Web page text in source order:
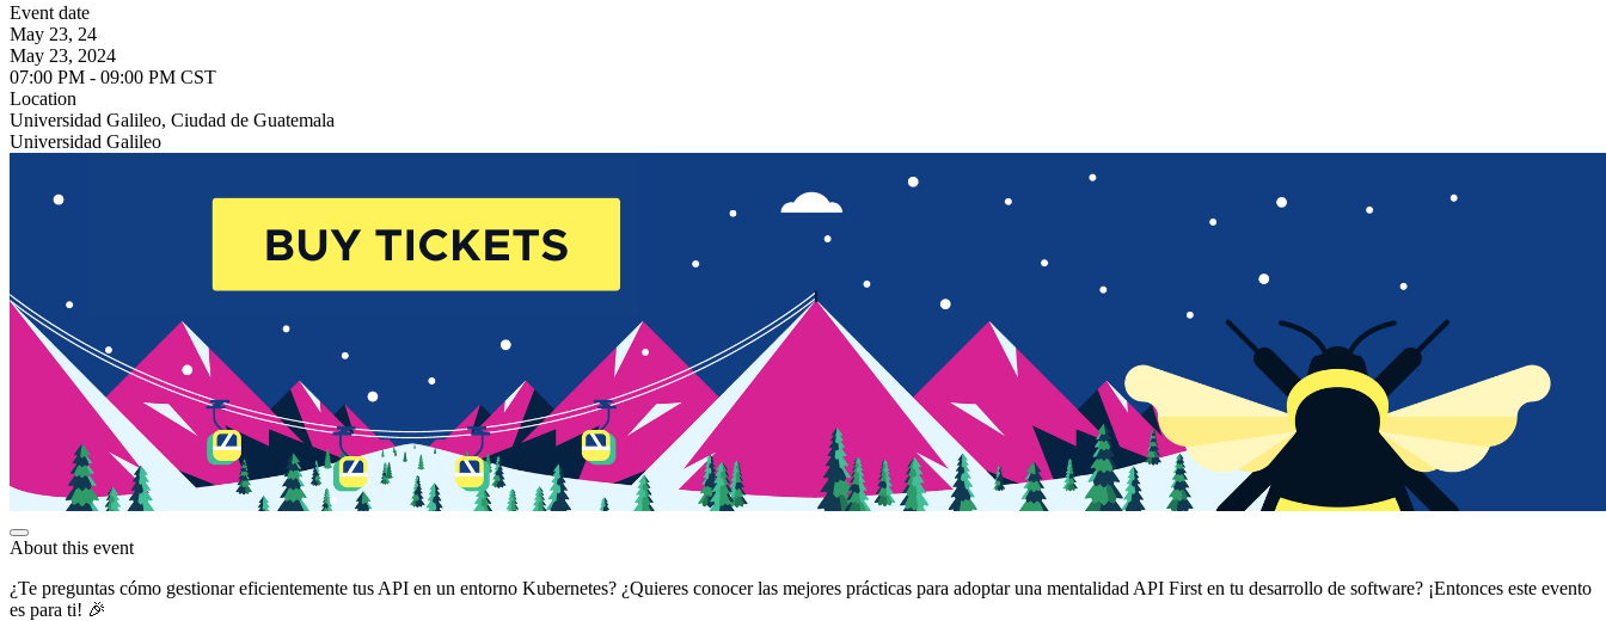
Event date
May 23, 24
May 23, 2024
07:00 PM - 09:00 PM CST
Location
Universidad Galileo, Ciudad de Guatemala
Universidad Galileo
About this event
¿Te preguntas cómo gestionar eficientemente tus API en un entorno Kubernetes? ¿Quieres conocer las mejores prácticas para adoptar una mentalidad API First en tu desarrollo de software? ¡Entonces este evento
es para ti! 🎉